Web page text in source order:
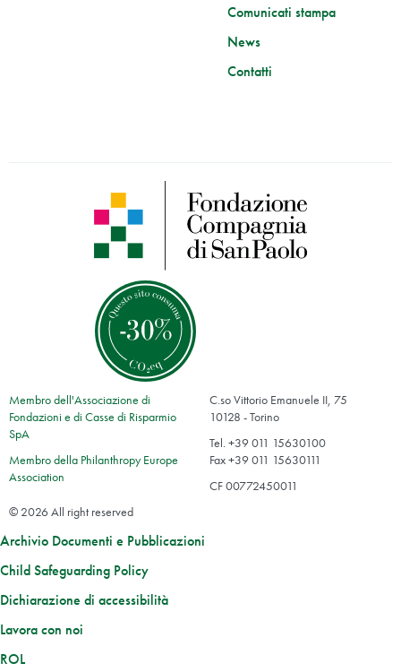
Comunicati stampa
News
Contatti
Membro dell'Associazione di
Fondazioni e di Casse di Risparmio
SpA
Membro della Philanthropy Europe
Association
C.so Vittorio Emanuele II, 75
10128 - Torino
Tel. +39 011 15630100
Fax +39 011 15630111
CF 00772450011
© 2026 All right reserved
Archivio Documenti e Pubblicazioni
Child Safeguarding Policy
Dichiarazione di accessibilità
Lavora con noi
ROL